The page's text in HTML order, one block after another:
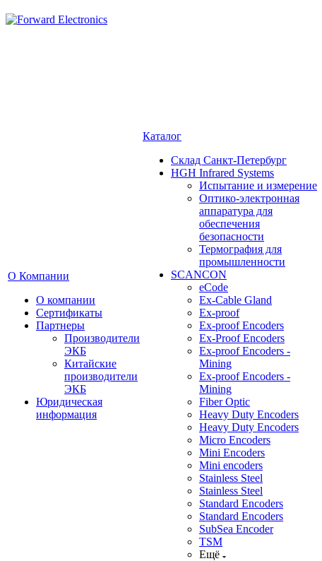
О Компании
О компании
Сертификаты
Партнеры
Производители
ЭКБ
Китайские
производители
ЭКБ
Юридическая
информация
Каталог
Cклад Санкт-Петербург
HGH Infrared Systems
Испытание и измерение
Оптико-электронная
аппаратура для
обеспечения
безопасности
Термография для
промышленности
SCANCON
eCode
Ex-Cable Gland
Ex-proof
Ex-proof Encoders
Ex-Proof Encoders
Ex-proof Encoders -
Mining
Ex-proof Encoders -
Mining
Fiber Optic
Heavy Duty Encoders
Heavy Duty Encoders
Micro Encoders
Mini Encoders
Mini encoders
Stainless Steel
Stainless Steel
Standard Encoders
Standard Encoders
SubSea Encoder
TSM
Ещё